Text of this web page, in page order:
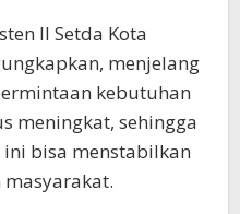
II Setda Kota
menjelang
kebutuhan
meningkat, sehingga
bisa menstabilkan